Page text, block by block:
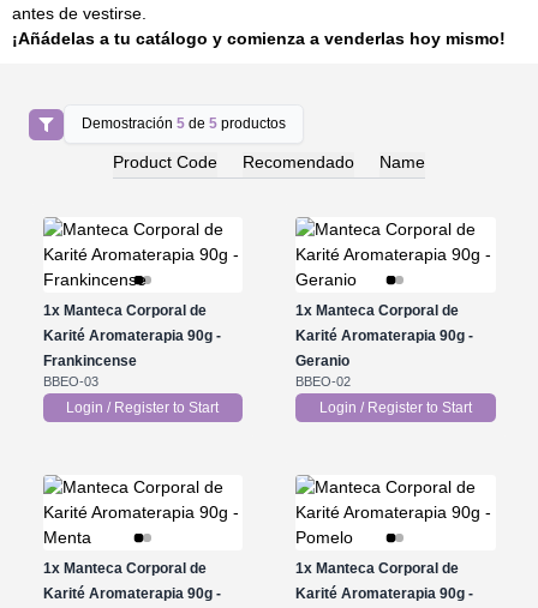
antes de vestirse.
¡Añádelas a tu catálogo y comienza a venderlas hoy mismo!
Demostración5 de5 productos
Product Code Recomendado Name
1xManteca Corporal de
Karité Aromaterapia 90g -
Frankincense
BBEO-03
Login / Register to Start
1x Manteca Corporal de
Karité Aromaterapia 90g -
Geranio
BBEO-02
Login / Register to Start
1xManteca Corporal de
Karité Aromaterapia 90g -
1x Manteca Corporal de
Karité Aromaterapia 90g -